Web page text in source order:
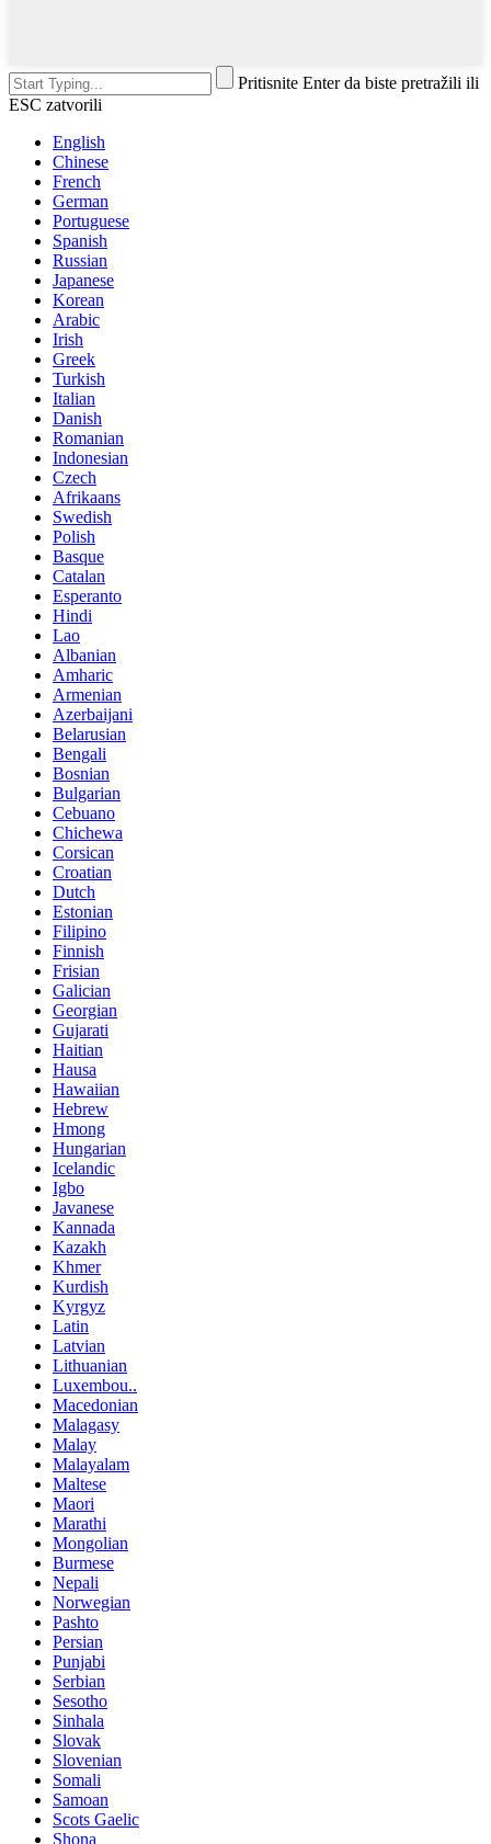
Pritisnite Enter da biste pretražili ili
ESC zatvorili
English
Chinese
French
German
Portuguese
Spanish
Russian
Japanese
Korean
Arabic
Irish
Greek
Turkish
Italian
Danish
Romanian
Indonesian
Czech
Afrikaans
Swedish
Polish
Basque
Catalan
Esperanto
Hindi
Lao
Albanian
Amharic
Armenian
Azerbaijani
Belarusian
Bengali
Bosnian
Bulgarian
Cebuano
Chichewa
Corsican
Croatian
Dutch
Estonian
Filipino
Finnish
Frisian
Galician
Georgian
Gujarati
Haitian
Hausa
Hawaiian
Hebrew
Hmong
Hungarian
Icelandic
Igbo
Javanese
Kannada
Kazakh
Khmer
Kurdish
Kyrgyz
Latin
Latvian
Lithuanian
Luxembou..
Macedonian
Malagasy
Malay
Malayalam
Maltese
Maori
Marathi
Mongolian
Burmese
Nepali
Norwegian
Pashto
Persian
Punjabi
Serbian
Sesotho
Sinhala
Slovak
Slovenian
Somali
Samoan
Scots Gaelic
Shona